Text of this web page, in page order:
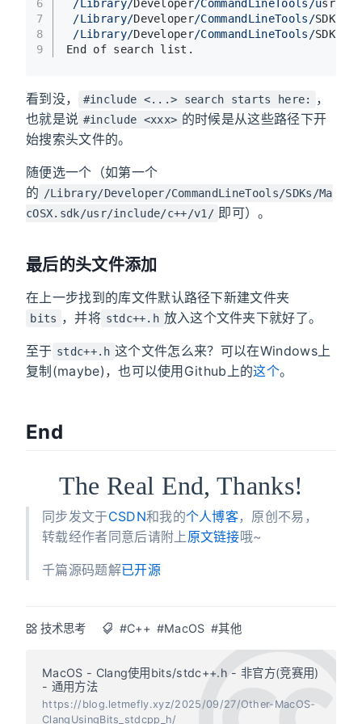
6
7
8
9
/Library/Developer/CommandLineTools/usr/
/Library/Developer/CommandLineTools/SDKs
/Library/Developer/CommandLineTools/SDKs
End of search list.
看到没， #include <...> search starts here:
，
也就是说 #include <xxx> 的时候是从这些路径下开
始搜索头文件的。
随便选一个（如第一个
的 /Library/Developer/CommandLineTools/SDKs/Ma
cOSX.sdk/usr/include/c++/v1/ 即可）。
最后的头文件添加
在上一步找到的库文件默认路径下新建文件夹
bits ，并将 stdc++.h 放入这个文件夹下就好了。
至于 stdc++.h 这个文件怎么来？可以在Windows上
复制(maybe)，也可以使用Github上的这个。
End
The Real End, Thanks!
同步发文于CSDN和我的个人博客，原创不易，
转载经作者同意后请附上原文链接哦~
千篇源码题解已开源
技术思考 #C++ #MacOS #其他
MacOS - Clang使用bits/stdc++.h - 非官方(竞赛用)
- 通用方法
https://blog.letmefly.xyz/2025/09/27/Other-MacOS-
ClangUsingBits_stdcpp_h/